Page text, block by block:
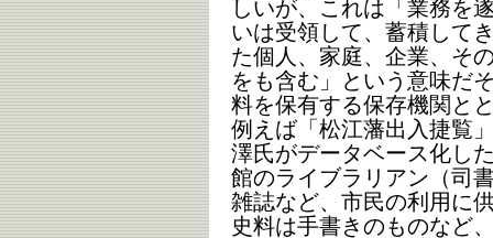
しいが、これは「業務を
いは受領して、蓄積して
た個人、家庭、企業、そ
をも含む」という意味だ
料を保有する保存機関と
例えば「松江藩出入捷覧
澤氏がデータベース化し
館のライブラリアン（司
雑誌など、市民の利用に
史料は手書きのものなど